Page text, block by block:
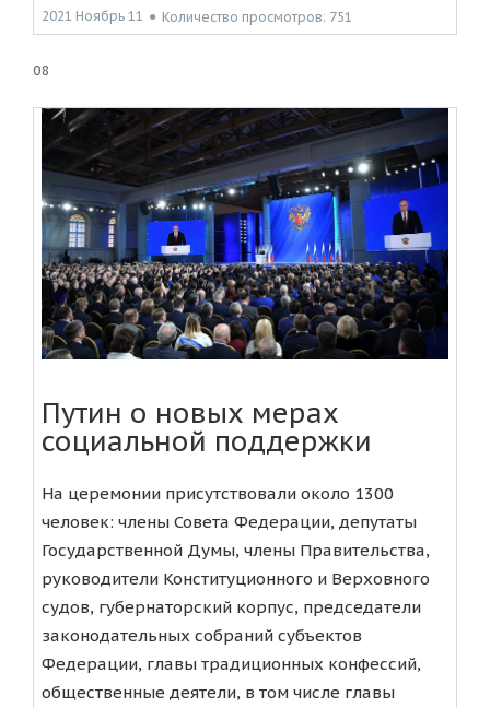
2021 Ноябрь 11 ● Количество просмотров: 751
08
Путин о новых мерах
социальной поддержки
На церемонии присутствовали около 1300
человек: члены Совета Федерации, депутаты
Государственной Думы, члены Правительства,
руководители Конституционного и Верховного
судов, губернаторский корпус, председатели
законодательных собраний субъектов
Федерации, главы традиционных конфессий,
общественные деятели, в том числе главы